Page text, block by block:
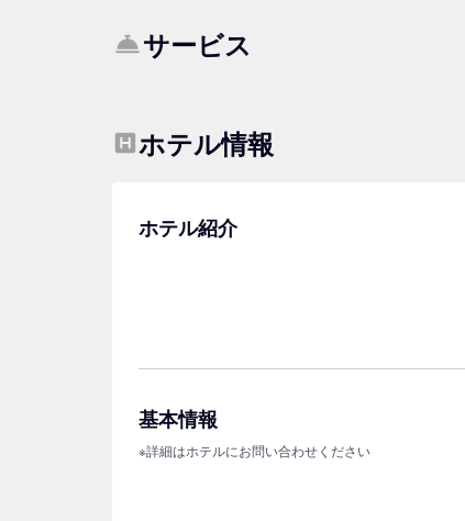
サービス
ホテル情報
ホテル紹介
基本情報
※詳細はホテルにお問い合わせください